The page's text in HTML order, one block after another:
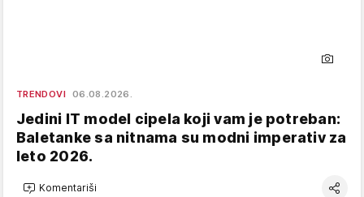
TRENDOVI 06.08.2026.
Jedini IT model cipela koji vam je potreban:
Baletanke sa nitnama su modni imperativ za
leto 2026.
Komentariši